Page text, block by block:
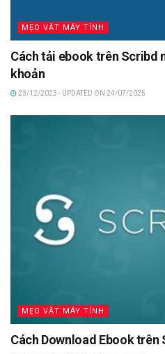
MẸO VẶT MÁY TÍNH
Cách tải ebook trên Scribd
khoản
23/12/2023 - UPDATED ON 24/07/2025
MẸO VẶT MÁY TÍNH
Cách Download Ebook trên